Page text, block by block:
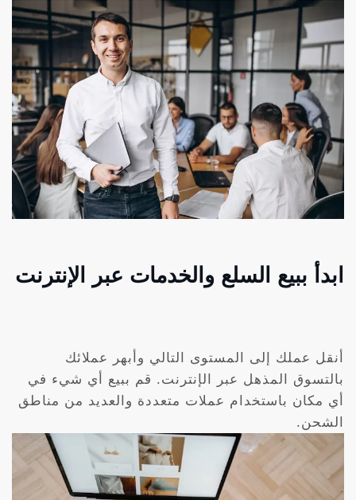
ابدأ ببيع السلع والخدمات عبر الإنترنت
أنقل عملك إلى المستوى التالي وأبهر عملائك
بالتسوق المذهل عبر الإنترنت. قم ببيع أي شيء في
أي مكان باستخدام عملات متعددة والعديد من مناطق
الشحن.